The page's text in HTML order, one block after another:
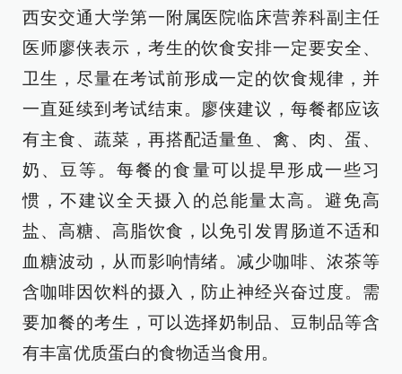
西安交通大学第一附属医院临床营养科副主任
医师廖侠表示，考生的饮食安排一定要安全、
卫生，尽量在考试前形成一定的饮食规律，并
一直延续到考试结束。廖侠建议，每餐都应该
有主食、蔬菜，再搭配适量鱼、禽、肉、蛋、
奶、豆等。每餐的食量可以提早形成一些习
惯，不建议全天摄入的总能量太高。避免高
盐、高糖、高脂饮食，以免引发胃肠道不适和
血糖波动，从而影响情绪。减少咖啡、浓茶等
含咖啡因饮料的摄入，防止神经兴奋过度。需
要加餐的考生，可以选择奶制品、豆制品等含
有丰富优质蛋白的食物适当食用。